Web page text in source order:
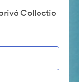
Collectie